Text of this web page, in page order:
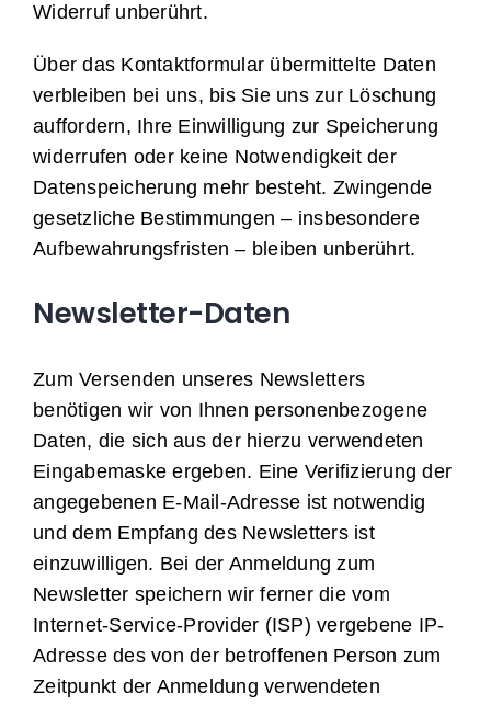
Widerruf unberührt.
Über das Kontaktformular übermittelte Daten
verbleiben bei uns, bis Sie uns zur Löschung
auffordern, Ihre Einwilligung zur Speicherung
widerrufen oder keine Notwendigkeit der
Datenspeicherung mehr besteht. Zwingende
gesetzliche Bestimmungen – insbesondere
Aufbewahrungsfristen – bleiben unberührt.
Newsletter-Daten
Zum Versenden unseres Newsletters
benötigen wir von Ihnen personenbezogene
Daten, die sich aus der hierzu verwendeten
Eingabemaske ergeben. Eine Verifizierung der
angegebenen E-Mail-Adresse ist notwendig
und dem Empfang des Newsletters ist
einzuwilligen. Bei der Anmeldung zum
Newsletter speichern wir ferner die vom
Internet-Service-Provider (ISP) vergebene IP-
Adresse des von der betroffenen Person zum
Zeitpunkt der Anmeldung verwendeten